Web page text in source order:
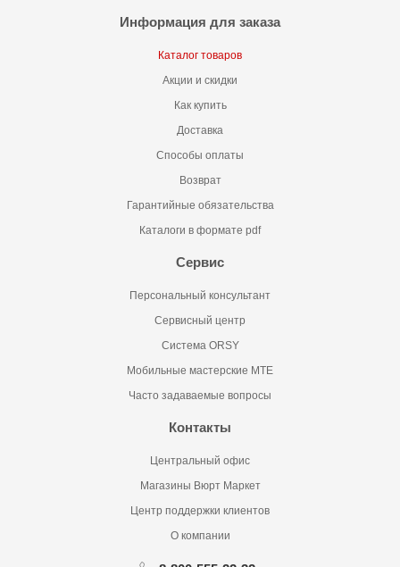
Информация для заказа
Каталог товаров
Акции и скидки
Как купить
Доставка
Способы оплаты
Возврат
Гарантийные обязательства
Каталоги в формате pdf
Сервис
Персональный консультант
Сервисный центр
Система ORSY
Мобильные мастерские MTE
Часто задаваемые вопросы
Контакты
Центральный офис
Магазины Вюрт Маркет
Центр поддержки клиентов
О компании